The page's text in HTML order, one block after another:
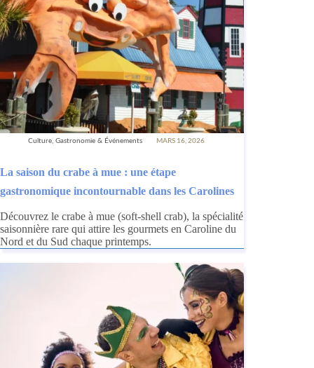
Culture, Gastronomie & Événements MARS 16, 2026
La saison du crabe à mue : une étape
gastronomique incontournable dans les Carolines
Découvrez le crabe à mue (soft-shell crab), la spécialité
saisonnière rare qui attire les gourmets en Caroline du
Nord et du Sud chaque printemps.